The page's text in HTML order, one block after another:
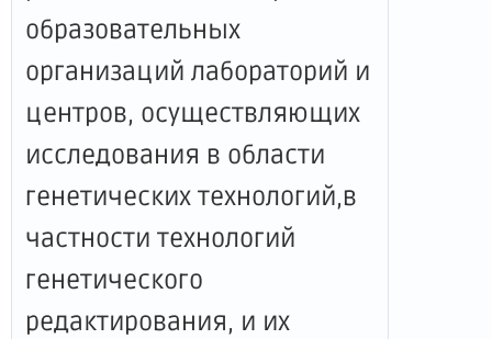
образовательных
организаций лабораторий и
центров, осуществляющих
исследования в области
генетических технологий,в
частности технологий
генетического
редактирования, и их